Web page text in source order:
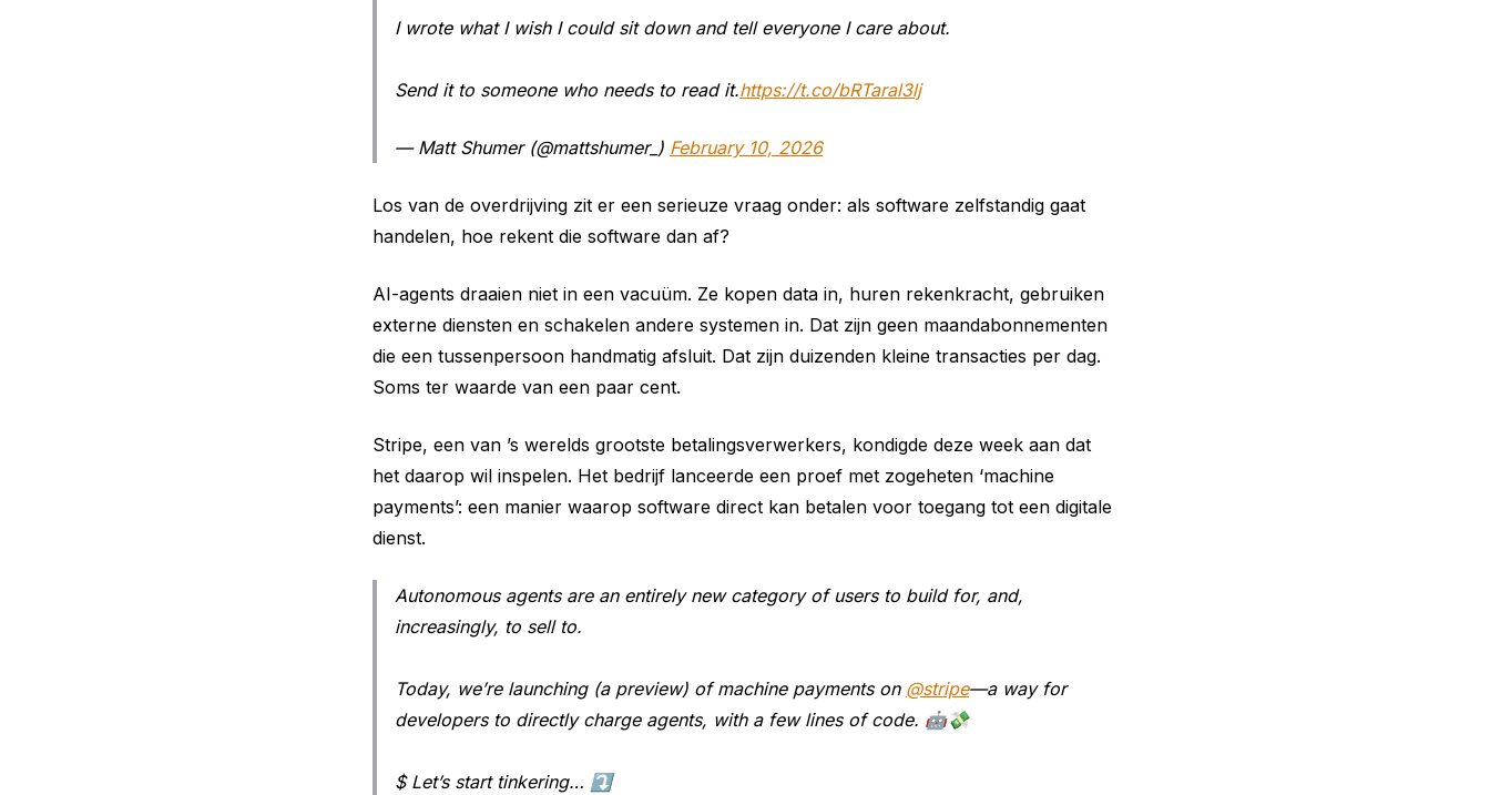
I wrote what I wish I could sit down and tell everyone I care about.
Send it to someone who needs to read it.https://t.co/bRTaral3lj
— Matt Shumer (@mattshumer_) February 10, 2026
Los van de overdrijving zit er een serieuze vraag onder: als software zelfstandig gaat
handelen, hoe rekent die software dan af?
AI-agents draaien niet in een vacuüm. Ze kopen data in, huren rekenkracht, gebruiken
externe diensten en schakelen andere systemen in. Dat zijn geen maandabonnementen
die een tussenpersoon handmatig afsluit. Dat zijn duizenden kleine transacties per dag.
Soms ter waarde van een paar cent.
Stripe, een van ’s werelds grootste betalingsverwerkers, kondigde deze week aan dat
het daarop wil inspelen. Het bedrijf lanceerde een proef met zogeheten ‘machine
payments’: een manier waarop software direct kan betalen voor toegang tot een digitale
dienst.
Autonomous agents are an entirely new category of users to build for, and,
increasingly, to sell to.
Today, we’re launching (a preview) of machine payments on @stripe—a way for
developers to directly charge agents, with a few lines of code. 🤖💸
$ Let’s start tinkering… ⤵️